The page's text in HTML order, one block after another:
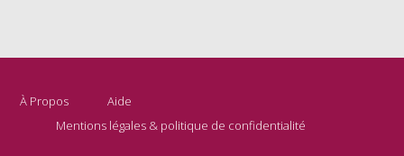
À Propos
Aide
Mentions légales & politique de confidentialité